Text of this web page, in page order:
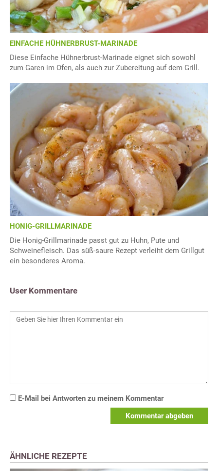
EINFACHE HÜHNERBRUST-MARINADE
Diese Einfache Hühnerbrust-Marinade eignet sich sowohl
zum Garen im Ofen, als auch zur Zubereitung auf dem Grill.
HONIG-GRILLMARINADE
Die Honig-Grillmarinade passt gut zu Huhn, Pute und
Schweinefleisch. Das süß-saure Rezept verleiht dem Grillgut
ein besonderes Aroma.
User Kommentare
E-Mail bei Antworten zu meinem Kommentar
Kommentar abgeben
ÄHNLICHE REZEPTE